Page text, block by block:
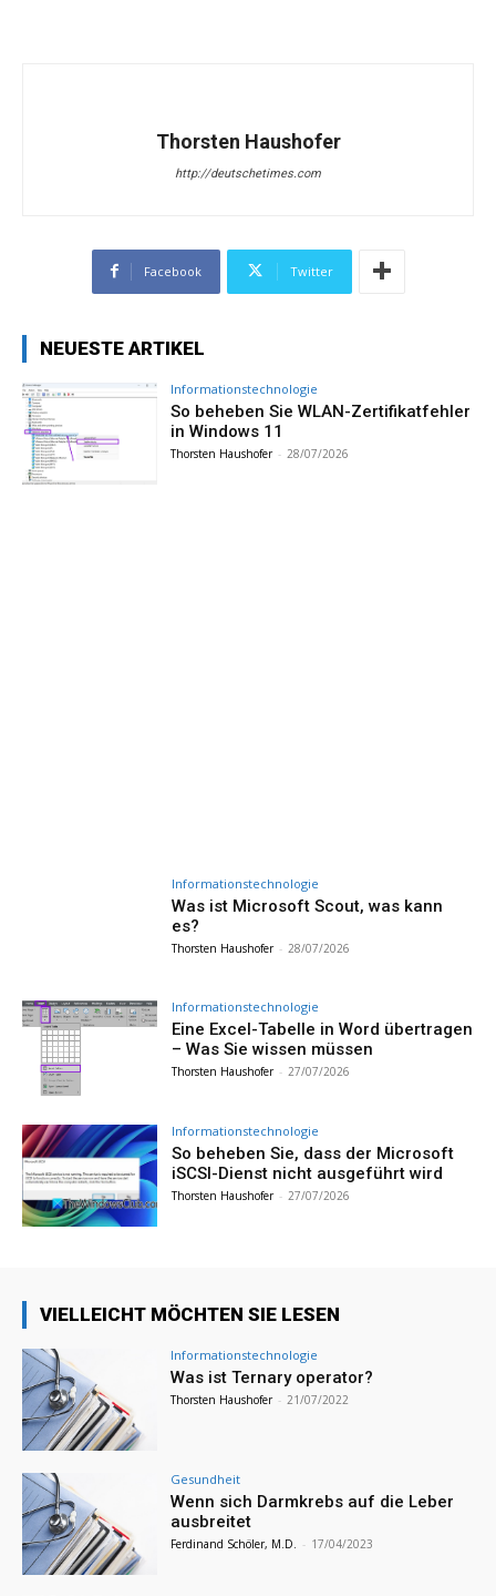
Thorsten Haushofer
http://deutschetimes.com
Facebook Twitter
NEUESTE ARTIKEL
Informationstechnologie
So beheben Sie WLAN-Zertifikatfehler
in Windows 11
Thorsten Haushofer - 28/07/2026
Informationstechnologie
Was ist Microsoft Scout, was kann
es?
Thorsten Haushofer - 28/07/2026
Informationstechnologie
Eine Excel-Tabelle in Word übertragen
– Was Sie wissen müssen
Thorsten Haushofer - 27/07/2026
Informationstechnologie
So beheben Sie, dass der Microsoft
iSCSI-Dienst nicht ausgeführt wird
Thorsten Haushofer - 27/07/2026
VIELLEICHT MÖCHTEN SIE LESEN
Informationstechnologie
Was ist Ternary operator?
Thorsten Haushofer - 21/07/2022
Gesundheit
Wenn sich Darmkrebs auf die Leber
ausbreitet
Ferdinand Schöler, M.D. - 17/04/2023